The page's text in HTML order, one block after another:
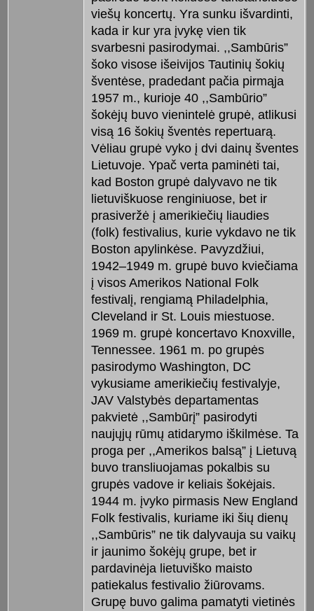
viešų koncertų. Yra sunku išvardinti,
kada ir kur yra įvykę vien tik
svarbesni pasirodymai. ,,Sambūris”
šoko visose išeivijos Tautinių šokių
šventėse, pradedant pačia pirmąja
1957 m., kurioje 40 ,,Sambūrio”
šokėjų buvo vienintelė grupė, atlikusi
visą 16 šokių šventės repertuarą.
Vėliau grupė vyko į dvi dainų šventes
Lietuvoje. Ypač verta paminėti tai,
kad Boston grupė dalyvavo ne tik
lietuviškuose renginiuose, bet ir
prasiveržė į amerikiečių liaudies
(folk) festivalius, kurie vykdavo ne tik
Boston apylinkėse. Pavyzdžiui,
1942–1949 m. grupė buvo kviečiama
į visos Amerikos National Folk
festivalį, rengiamą Philadelphia,
Cleveland ir St. Louis miestuose.
1969 m. grupė koncertavo Knoxville,
Tennessee. 1961 m. po grupės
pasirodymo Washington, DC
vykusiame amerikiečių festivalyje,
JAV Valstybės departamentas
pakvietė ,,Sambūrį” pasirodyti
naujųjų rūmų atidarymo iškilmėse. Ta
proga per ,,Amerikos balsą” į Lietuvą
buvo transliuojamas pokalbis su
grupės vadove ir keliais šokėjais.
1944 m. įvyko pirmasis New England
Folk festivalis, kuriame iki šių dienų
,,Sambūris” ne tik dalyvauja su vaikų
ir jaunimo šokėjų grupe, bet ir
pardavinėja lietuviško maisto
patiekalus festivalio žiūrovams.
Grupę buvo galima pamatyti vietinės